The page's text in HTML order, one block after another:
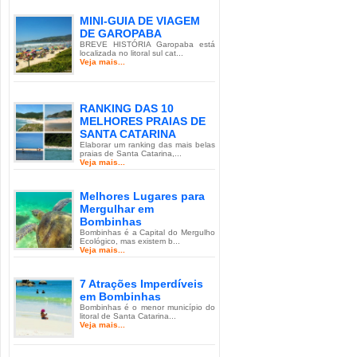
MINI-GUIA DE VIAGEM
DE GAROPABA
BREVE HISTÓRIA Garopaba está
localizada no litoral sul cat...
Veja mais...
RANKING DAS 10
MELHORES PRAIAS DE
SANTA CATARINA
Elaborar um ranking das mais belas
praias de Santa Catarina,...
Veja mais...
Melhores Lugares para
Mergulhar em
Bombinhas
Bombinhas é a Capital do Mergulho
Ecológico, mas existem b...
Veja mais...
7 Atrações Imperdíveis
em Bombinhas
Bombinhas é o menor município do
litoral de Santa Catarina...
Veja mais...